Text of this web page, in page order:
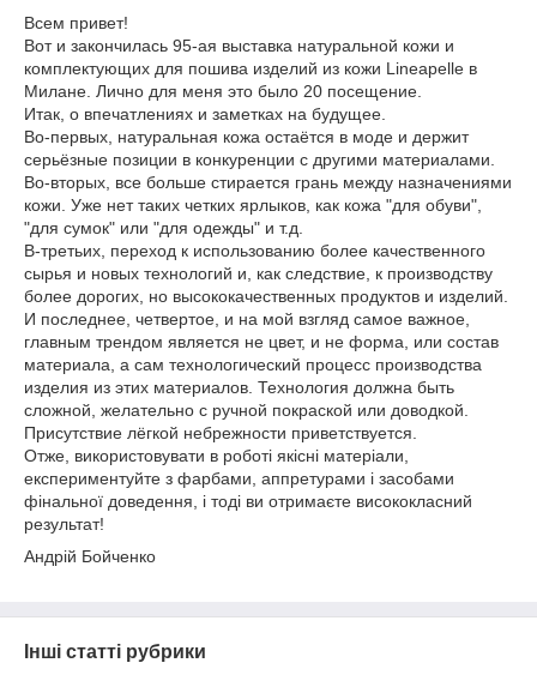
Всем привет!
Вот и закончилась 95-ая выставка натуральной кожи и
комплектующих для пошива изделий из кожи Lineapelle в
Милане. Лично для меня это было 20 посещение.
Итак, о впечатлениях и заметках на будущее.
Во-первых, натуральная кожа остаётся в моде и держит
серьёзные позиции в конкуренции с другими материалами.
Во-вторых, все больше стирается грань между назначениями
кожи. Уже нет таких четких ярлыков, как кожа "для обуви",
"для сумок" или "для одежды" и т.д.
В-третьих, переход к использованию более качественного
сырья и новых технологий и, как следствие, к производству
более дорогих, но высококачественных продуктов и изделий.
И последнее, четвертое, и на мой взгляд самое важное,
главным трендом является не цвет, и не форма, или состав
материала, а сам технологический процесс производства
изделия из этих материалов. Технология должна быть
сложной, желательно с ручной покраской или доводкой.
Присутствие лёгкой небрежности приветствуется.
Отже, використовувати в роботі якісні матеріали,
експериментуйте з фарбами, аппретурами і засобами
фінальної доведення, і тоді ви отримаєте висококласний
результат!
Андрій Бойченко
Інші статті рубрики